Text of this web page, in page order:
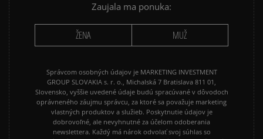
Zaujala ma ponuka:
ŽENA MUŽ
Správcom osobných údajov je MARKETING INVESTMENT
GROUP SLOVAKIA s. r. o., Michalská 7 Bratislava 811 01,
Slovensko, vyššie uvedené údaje budú spracúvané v dôvodoch
oprávneného záujmu správcu, za ktoré sa považuje marketing
vlastných produktov a služieb. Poskytnutie údajov je
dobrovoľné, ale nevyhnutné za účelom odoberania
newslettera. Každý má nárok odvolať svoj súhlas so